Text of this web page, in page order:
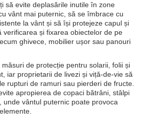
să evite deplasările inutile în zone
vânt mai puternic, să se îmbrace cu
la vânt și să își protejeze capul și
verificarea și fixarea obiectelor de pe
ghivece, mobilier ușor sau panouri
de protecție pentru solarii, folii și
iar proprietarii de livezi și viță-de-vie să
rupturi de ramuri sau pierderi de fructe.
apropierea de copaci bătrâni, stâlpi
unde vântul puternic poate provoca